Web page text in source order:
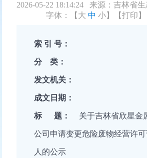
2026-05-22 18:14:24 来源：吉林省
字体：【 大 中 小】 【打印】
索 引 号：
分 类：
发文机关：
成文日期：
标 题： 关于吉林省欣星金
公司申请变更危险废物经营许
人的公示